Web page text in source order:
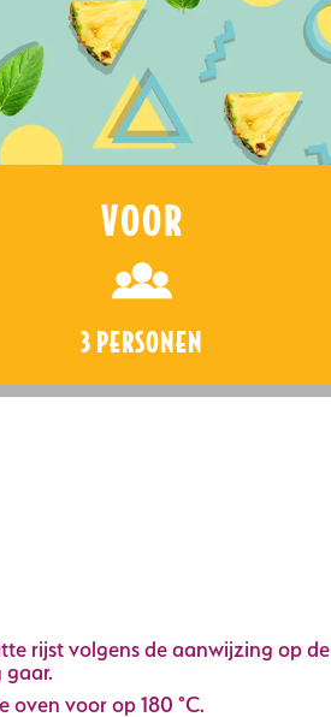
VOOR
3 PERSONEN
rijst volgens de aanwijzing op de
oven voor op 180 °C.